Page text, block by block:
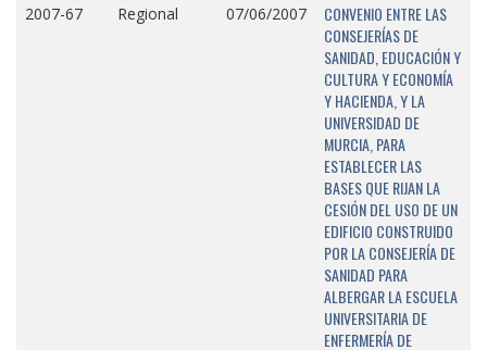
2007-67 Regional 07/06/2007
CONVENIO ENTRE LAS
CONSEJERÍAS DE
SANIDAD, EDUCACIÓN Y
CULTURA Y ECONOMÍA
Y HACIENDA, Y LA
UNIVERSIDAD DE
MURCIA, PARA
ESTABLECER LAS
BASES QUE RIJAN LA
CESIÓN DEL USO DE UN
EDIFICIO CONSTRUIDO
POR LA CONSEJERÍA DE
SANIDAD PARA
ALBERGAR LA ESCUELA
UNIVERSITARIA DE
ENFERMERÍA DE